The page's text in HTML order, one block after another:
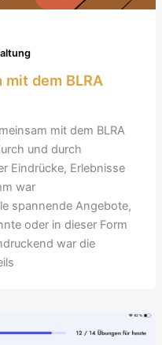
mit dem BLRA
mit dem BLRA
und durch
Eindrücke, Erlebnisse
war
spannende Angebote,
oder in dieser Form
war die